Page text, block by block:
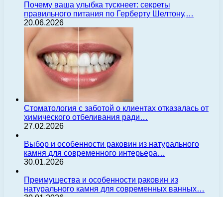
Почему ваша улыбка тускнеет: секреты
правильного питания по Герберту Шелтону,…
20.06.2026
Стоматология с заботой о клиентах отказалась от
химического отбеливания ради…
27.02.2026
Выбор и особенности раковин из натурального
камня для современного интерьера…
30.01.2026
Преимущества и особенности раковин из
натурального камня для современных ванных…